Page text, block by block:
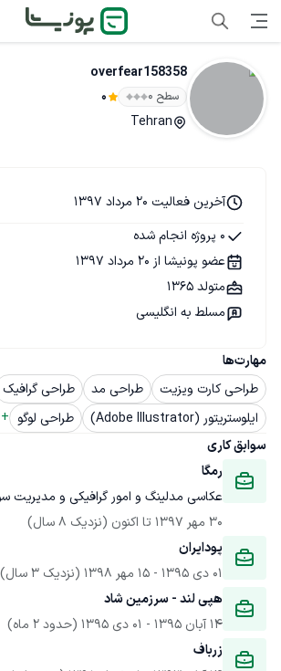
overfear158358
سطح ۰ 0
Tehran
مهارت‌ها
طراحی کارت ویزیت
طراحی مد
طراحی گرافیک
ایلوستریتور (Adobe Illustrator)
طراحی لوگو +
سوابق کاری
رمگا
عکاسی مدلینگ و امور گرافیکی و مدیریت
30 مهر 1397
تا اکنون (نزدیک 8 سال)
پودایران
01 دی 1395
- 15 مهر 1398
(نزدیک 3 سال)
هپی لند - سرزمین شاد
14 آبان 1395
- 01 دی 1395
(حدود 2 ماه)
زرباف
آخرین فعالیت 20 مرداد 1397
0 پروژه انجام شده
عضو پونیشا از 20 مرداد 1397
متولد 1365
مسلط به انگلیسی